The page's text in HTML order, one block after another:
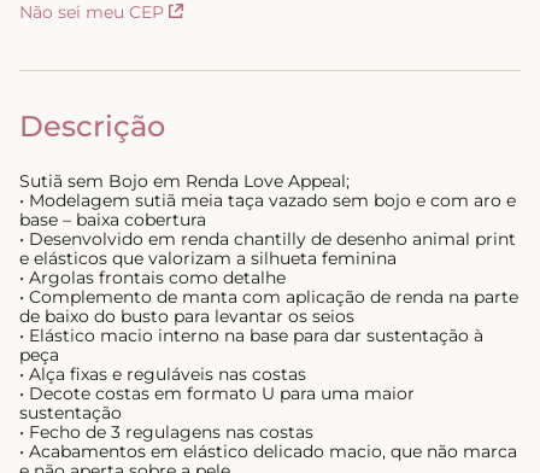
Não sei meu CEP
Descrição
Sutiã sem Bojo em Renda Love Appeal;
• Modelagem sutiã meia taça vazado sem bojo e com aro e
base – baixa cobertura
• Desenvolvido em renda chantilly de desenho animal print
e elásticos que valorizam a silhueta feminina
• Argolas frontais como detalhe
• Complemento de manta com aplicação de renda na parte
de baixo do busto para levantar os seios
• Elástico macio interno na base para dar sustentação à
peça
• Alça fixas e reguláveis nas costas
• Decote costas em formato U para uma maior
sustentação
• Fecho de 3 regulagens nas costas
• Acabamentos em elástico delicado macio, que não marca